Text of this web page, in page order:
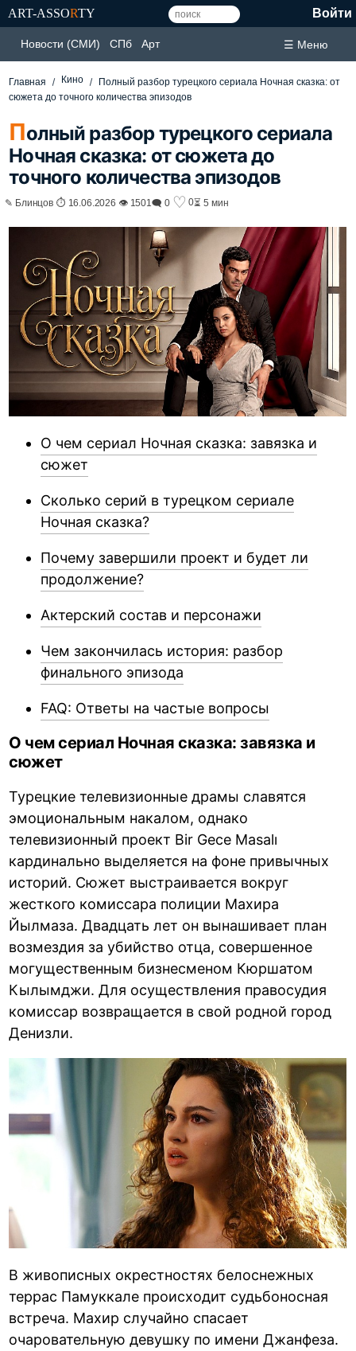
ART-ASSORTY Войти
Новости (СМИ) СПб Арт ☰ Меню
Главная Кино
Полный разбор турецкого сериала Ночная сказка: от
сюжета до точного количества эпизодов
Полный разбор турецкого сериала
Ночная сказка: от сюжета до
точного количества эпизодов
✎ Блинцов ⏱ 16.06.2026 👁 1501 🗨 0 ♡ 0⏳ 5 мин
О чем сериал Ночная сказка: завязка и
сюжет
Сколько серий в турецком сериале
Ночная сказка?
Почему завершили проект и будет ли
продолжение?
Актерский состав и персонажи
Чем закончилась история: разбор
финального эпизода
FAQ: Ответы на частые вопросы
О чем сериал Ночная сказка: завязка и
сюжет
Турецкие телевизионные драмы славятся
эмоциональным накалом, однако
телевизионный проект Bir Gece Masalı
кардинально выделяется на фоне привычных
историй. Сюжет выстраивается вокруг
жесткого комиссара полиции Махира
Йылмаза. Двадцать лет он вынашивает план
возмездия за убийство отца, совершенное
могущественным бизнесменом Кюршатом
Кылымджи. Для осуществления правосудия
комиссар возвращается в свой родной город
Денизли.
В живописных окрестностях белоснежных
террас Памуккале происходит судьбоносная
встреча. Махир случайно спасает
очаровательную девушку по имени Джанфеза.